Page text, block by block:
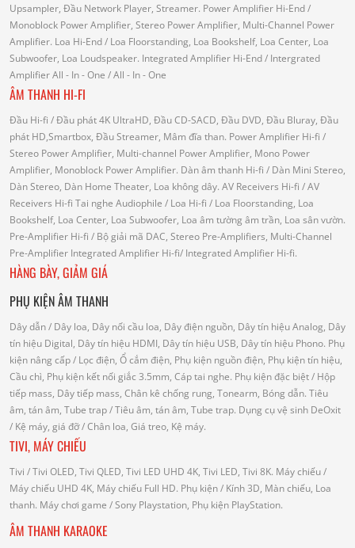
Upsampler, Đầu Network Player, Streamer. Power Amplifier Hi-End/
Monoblock Power Amplifier, Stereo Power Amplifier, Multi-Channel Power
Amplifier. Loa Hi-End/ Loa Floorstanding, Loa Bookshelf, Loa Center, Loa
Subwoofer, Loa Loudspeaker. Integrated Amplifier Hi-End/ Intergrated
AmplifierAll - In - One / All - In - One
ÂM THANH HI-FI
Đầu Hi-fi / Đầu phát 4K UltraHD, Đầu CD-SACD, Đầu DVD, Đầu Bluray, Đầu
phát HD,Smartbox, Đầu Streamer, Mâm đĩa than. Power Amplifier Hi-fi /
Stereo Power Amplifier, Multi-channel Power Amplifier, Mono Power
Amplifier, Monoblock Power Amplifier. Dàn âm thanh Hi-fi / Dàn Mini Stereo,
Dàn Stereo, Dàn Home Theater, Loa không dây. AV Receivers Hi-fi / AV
Receivers Hi-fi Tai nghe Audiophile / Loa Hi-fi / Loa Floorstanding, Loa
Bookshelf, Loa Center, Loa Subwoofer, Loa âm tường âm trần, Loa sân vườn.
Pre-Amplifier Hi-fi / Bộ giải mã DAC, Stereo Pre-Amplifiers, Multi-Channel
Pre-Amplifier Integrated Amplifier Hi-fi/ Integrated Amplifier Hi-fi.
HÀNG BÀY, GIẢM GIÁ
PHỤ KIỆN ÂM THANH
Dây dẫn/ Dây loa, Dây nối cầu loa, Dây điện nguồn, Dây tín hiệu Analog, Dây
tín hiệu Digital, Dây tín hiệu HDMI, Dây tín hiệu USB, Dây tín hiệu Phono. Phụ
kiện nâng cấp/ Lọc điện, Ổ cắm điện, Phụ kiện nguồn điện, Phụ kiện tín hiệu,
Cầu chì, Phụ kiện kết nối giắc 3.5mm, Cáp tai nghe. Phụ kiện đặc biệt/ Hộp
tiếp mass, Dây tiếp mass, Chân kê chống rung, Tonearm, Bóng dẫn. Tiêu
âm, tán âm, Tube trap/ Tiêu âm, tán âm, Tube trap. Dụng cụ vệ sinh DeOxit
/ Kệ máy, giá đỡ/ Chân loa, Giá treo, Kệ máy.
TIVI, MÁY CHIẾU
Tivi / Tivi OLED, Tivi QLED, Tivi LED UHD 4K, Tivi LED, Tivi 8K. Máy chiếu/
Máy chiếu UHD 4K, Máy chiếu Full HD. Phụ kiện/ Kính 3D, Màn chiếu, Loa
thanh. Máy chơi game / Sony Playstation, Phụ kiện PlayStation.
ÂM THANH KARAOKE